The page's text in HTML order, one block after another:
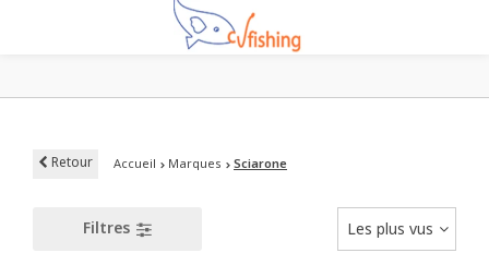
Retour Accueil Marques Sciarone
Filtres Les plus vus